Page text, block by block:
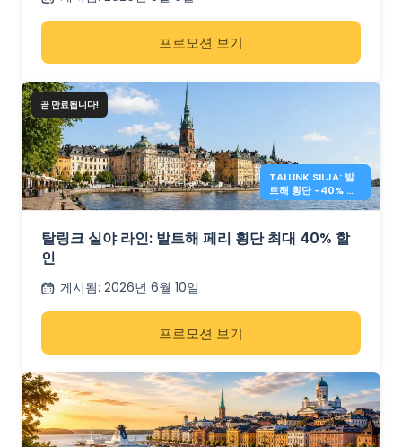
프로모션 보기
곧 만료됩니다!
TALLINK SILJA: 발
트해 횡단 -40% 할
인
탈링크 실야 라인: 발트해 페리 횡단 최대 40% 할
인
게시됨: 2026년 6월 10일
프로모션 보기